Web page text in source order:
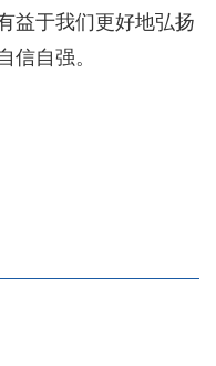
益于我们更好地弘扬
信自强。